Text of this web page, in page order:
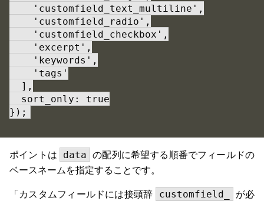
    'customfield_text_multiline',
    'customfield_radio',
    'customfield_checkbox',
    'excerpt',
    'keywords',
    'tags'
  ],
  sort_only: true
});
ポイントは data の配列に希望する順番でフィールドの
ベースネームを指定することです。
「カスタムフィールドには接頭辞
customfield_
が必